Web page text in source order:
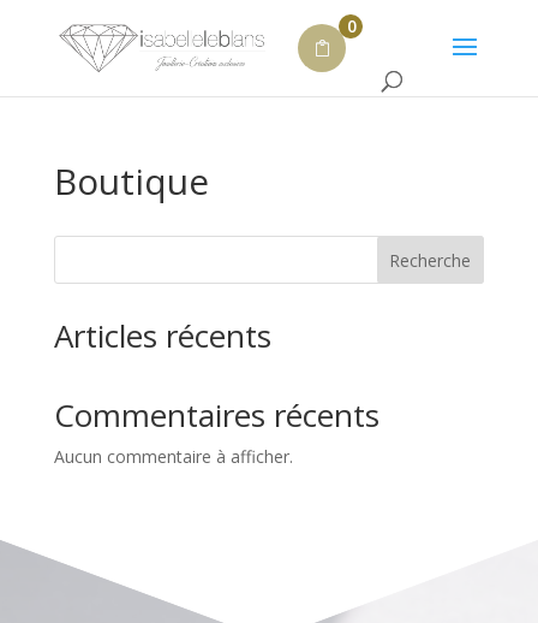
0
Boutique
Recherche
Articles récents
Commentaires récents
Aucun commentaire à afficher.